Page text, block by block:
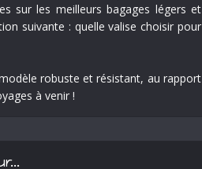
sur les meilleurs bagages légers et
suivante : quelle valise choisir pour
robuste et résistant, au rapport
à venir !